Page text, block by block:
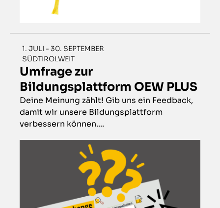
1. JULI - 30. SEPTEMBER
SÜDTIROLWEIT
Umfrage zur
Bildungsplattform OEW PLUS
Deine Meinung zählt! Gib uns ein Feedback,
damit wir unsere Bildungsplattform
verbessern können....